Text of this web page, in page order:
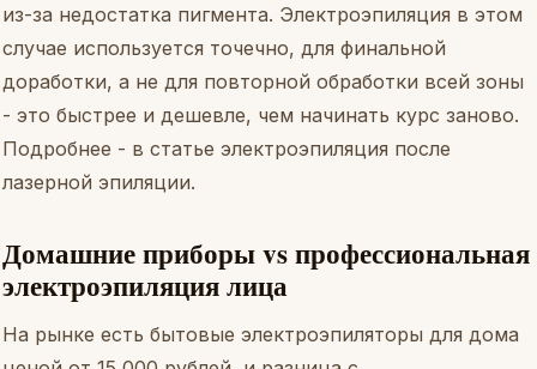
из-за недостатка пигмента. Электроэпиляция в этом
случае используется точечно, для финальной
доработки, а не для повторной обработки всей зоны
- это быстрее и дешевле, чем начинать курс заново.
Подробнее - в статье электроэпиляция после
лазерной эпиляции.
Домашние приборы vs профессиональная
электроэпиляция лица
На рынке есть бытовые электроэпиляторы для дома